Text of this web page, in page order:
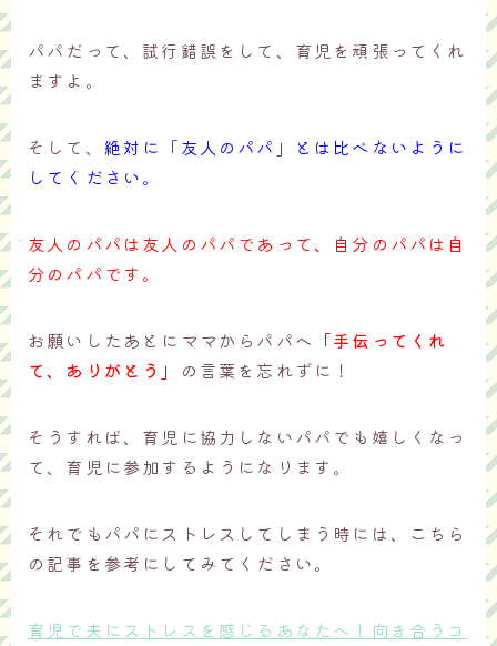
パパだって、試行錯誤をして、育児を頑張ってくれ
ますよ。
そして、 絶対に「友人のパパ」とは比べないように
してください。
友人のパパは友人のパパであって、自分のパパは自
分のパパです。
お願いしたあとにママからパパへ 「手伝ってくれ
て、ありがとう」
の言葉を忘れずに！
そうすれば、育児に協力しないパパでも嬉しくなっ
て、育児に参加するようになります。
それでもパパにストレスしてしまう時には、こちら
の記事を参考にしてみてください。
育児で夫にストレスを感じるあなたへ！向き合うコ